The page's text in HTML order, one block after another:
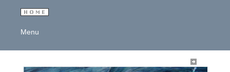
Menu